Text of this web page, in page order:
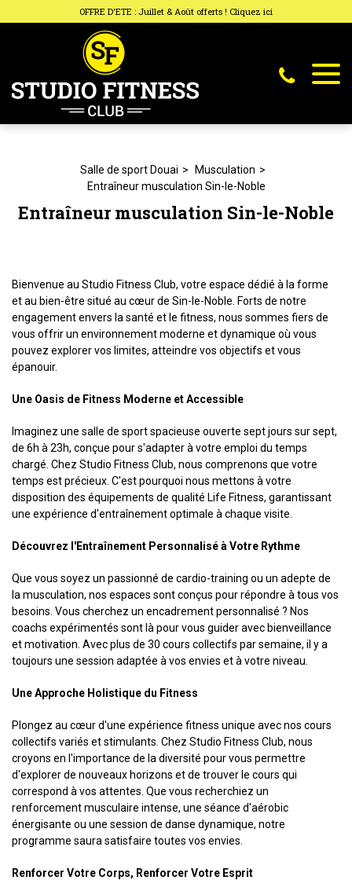
OFFRE D'ETE : Juillet & Août offerts ! Cliquez ici
Salle de sport Douai
Musculation
Entraîneur musculation Sin-le-Noble
Entraîneur musculation Sin-le-Noble
Bienvenue au Studio Fitness Club, votre espace dédié à la forme
et au bien-être situé au cœur de Sin-le-Noble. Forts de notre
engagement envers la santé et le fitness, nous sommes fiers de
vous offrir un environnement moderne et dynamique où vous
pouvez explorer vos limites, atteindre vos objectifs et vous
épanouir.
Une Oasis de Fitness Moderne et Accessible
Imaginez une salle de sport spacieuse ouverte sept jours sur sept,
de 6h à 23h, conçue pour s'adapter à votre emploi du temps
chargé. Chez Studio Fitness Club, nous comprenons que votre
temps est précieux. C'est pourquoi nous mettons à votre
disposition des équipements de qualité Life Fitness, garantissant
une expérience d'entraînement optimale à chaque visite.
Découvrez l'Entraînement Personnalisé à Votre Rythme
Que vous soyez un passionné de cardio-training ou un adepte de
la musculation, nos espaces sont conçus pour répondre à tous vos
besoins. Vous cherchez un encadrement personnalisé ? Nos
coachs expérimentés sont là pour vous guider avec bienveillance
et motivation. Avec plus de 30 cours collectifs par semaine, il y a
toujours une session adaptée à vos envies et à votre niveau.
Une Approche Holistique du Fitness
Plongez au cœur d'une expérience fitness unique avec nos cours
collectifs variés et stimulants. Chez Studio Fitness Club, nous
croyons en l'importance de la diversité pour vous permettre
d'explorer de nouveaux horizons et de trouver le cours qui
correspond à vos attentes. Que vous recherchiez un
renforcement musculaire intense, une séance d'aérobic
énergisante ou une session de danse dynamique, notre
programme saura satisfaire toutes vos envies.
Renforcer Votre Corps, Renforcer Votre Esprit
Panneau de gestion des cookies